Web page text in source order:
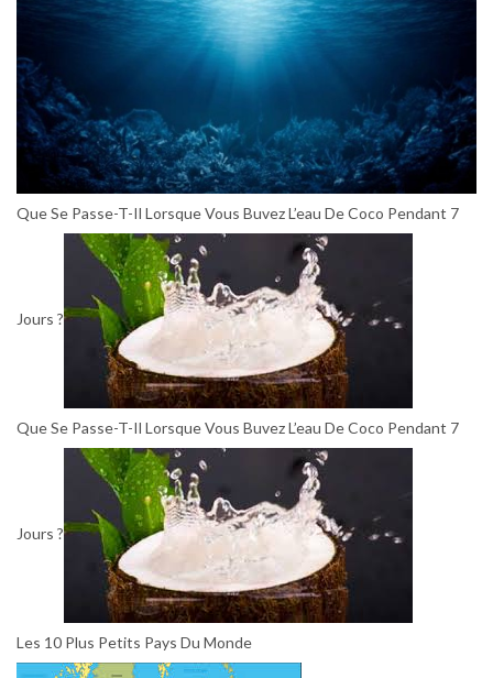
Que Se Passe-T-Il Lorsque Vous Buvez L’eau De Coco Pendant 7
Jours ?
Que Se Passe-T-Il Lorsque Vous Buvez L’eau De Coco Pendant 7
Jours ?
Les 10 Plus Petits Pays Du Monde